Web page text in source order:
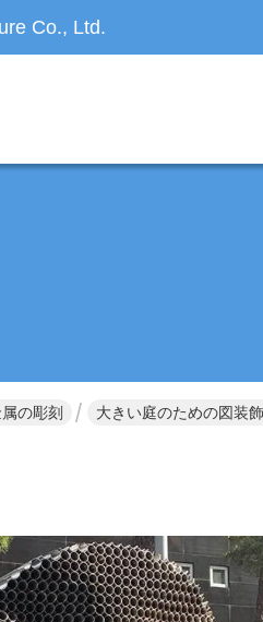
Co., Ltd.
の彫刻 大きい庭のための図装